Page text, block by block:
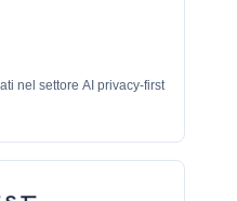
nel settore AI privacy-first